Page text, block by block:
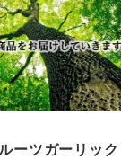
ーツガーリック